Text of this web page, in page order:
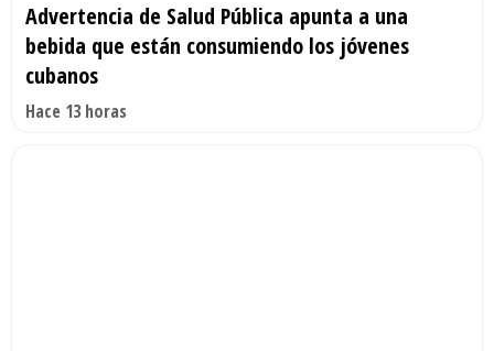
Advertencia de Salud Pública apunta a una
bebida que están consumiendo los jóvenes
cubanos
Hace 13 horas